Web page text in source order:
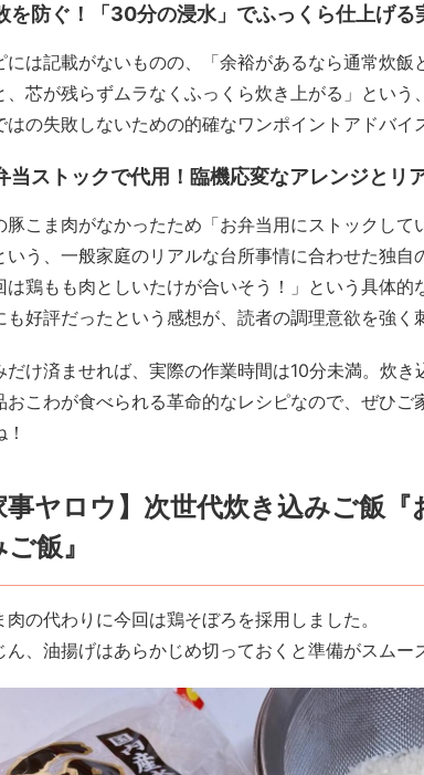
を防ぐ！「30分の浸水」でふっくら仕上げる
には記載がないものの、「余裕があるなら通常炊飯
、芯が残らずムラなくふっくら炊き上がる」という
はの失敗しないための的確なワンポイントアドバイ
当ストックで代用！臨機応変なアレンジとリ
豚こま肉がなかったため「お弁当用にストックして
いう、一般家庭のリアルな台所事情に合わせた独自
は鶏もも肉としいたけが合いそう！」という具体
も好評だったという感想が、読者の調理意欲を強く
だけ済ませれば、実際の作業時間は10分未満。炊き
おこわが食べられる革命的なレシピなので、ぜひご
事ヤロウ】次世代炊き込みご飯『
飯』
肉の代わりに今回は鶏そぼろを採用しました。
ん、油揚げはあらかじめ切っておくと準備がスムー